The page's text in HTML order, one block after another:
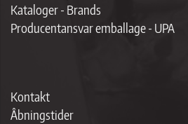
Kataloger - Brands
Producentansvar emballage - UPA
Kontakt
Åbningstider